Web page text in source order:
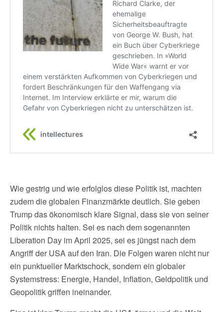
Wie gestrig und wie erfolglos diese Politik ist, machten
zudem die globalen Finanzmärkte deutlich. Sie geben
Trump das ökonomisch klare Signal, dass sie von seiner
Politik nichts halten. Sei es nach dem sogenannten
Liberation Day im April 2025, sei es jüngst nach dem
Angriff der USA auf den Iran. Die Folgen waren nicht nur
ein punktueller Marktschock, sondern ein globaler
Systemstress: Energie, Handel, Inflation, Geldpolitik und
Geopolitik griffen ineinander.